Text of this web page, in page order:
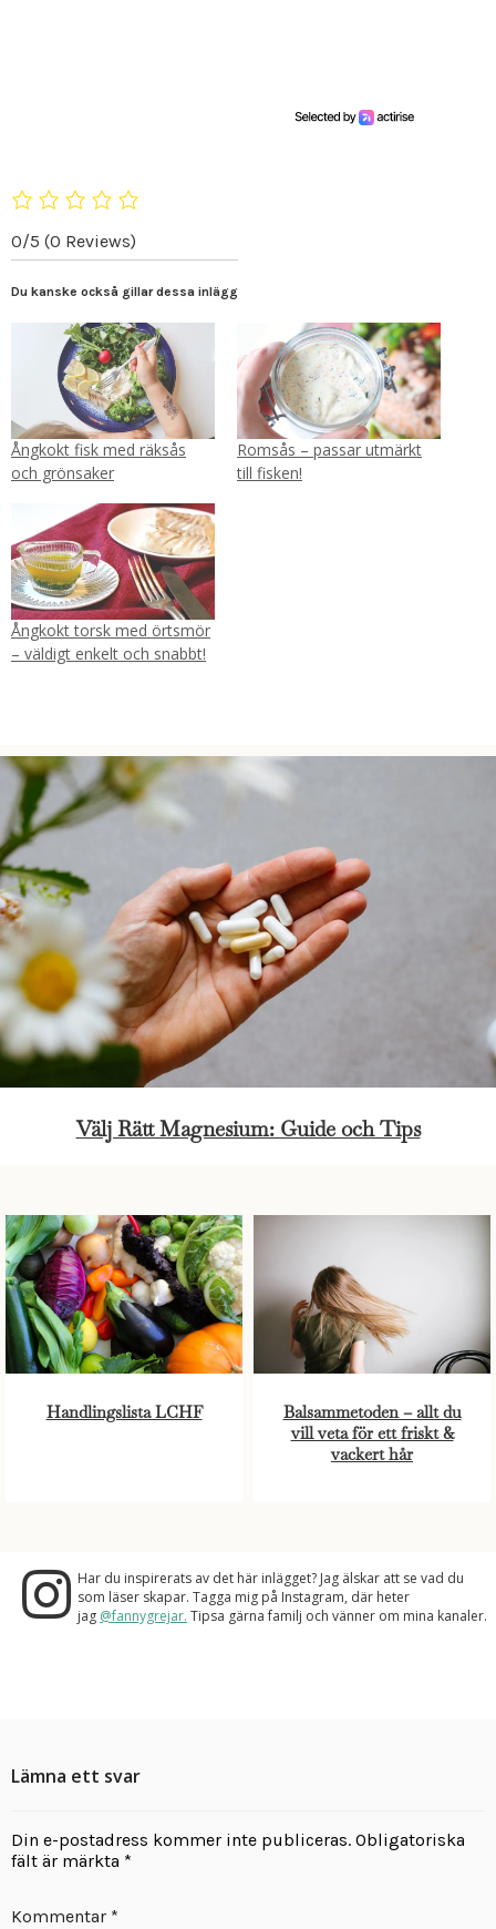
0/5 (0 Reviews)
Du kanske också gillar dessa inlägg
Ångkokt fisk med räksås
och grönsaker
Romsås – passar utmärkt
till fisken!
Ångkokt torsk med örtsmör
– väldigt enkelt och snabbt!
Välj Rätt Magnesium: Guide och Tips
Handlingslista LCHF
Balsammetoden – allt du
vill veta för ett friskt &
vackert hår
Har du inspirerats av det här inlägget? Jag älskar att se vad du
som läser skapar. Tagga mig på Instagram, där heter
jag @fannygrejar. Tipsa gärna familj och vänner om mina kanaler.
Lämna ett svar
Din e-postadress kommer inte publiceras. Obligatoriska
fält är märkta *
Kommentar *